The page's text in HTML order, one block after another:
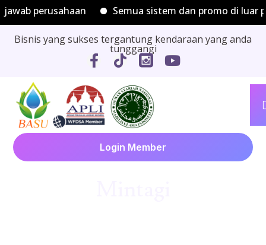
perusahaan Semua sistem dan promo di luar
Bisnis yang sukses tergantung kendaraan yang anda
tunggangi
Login Member